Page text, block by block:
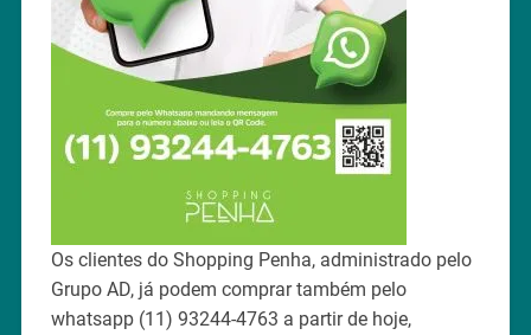
Os clientes do Shopping Penha, administrado pelo
Grupo AD, já podem comprar também pelo
whatsapp (11) 93244-4763 a partir de hoje,